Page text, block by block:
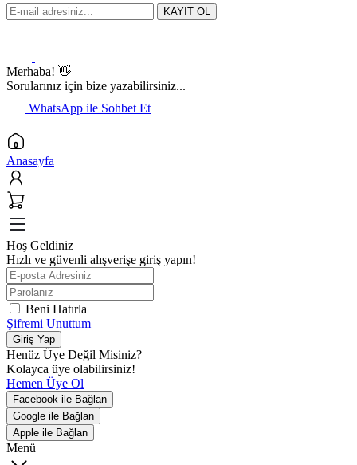
KAYIT OL
Merhaba! 👋
Sorularınız için bize yazabilirsiniz...
WhatsApp ile Sohbet Et
Anasayfa
Hoş Geldiniz
Hızlı ve güvenli alışverişe giriş yapın!
Beni Hatırla
Şifremi Unuttum
Giriş Yap
Henüz Üye Değil Misiniz?
Kolayca üye olabilirsiniz!
Hemen Üye Ol
Facebook ile Bağlan
Google ile Bağlan
Apple ile Bağlan
Menü